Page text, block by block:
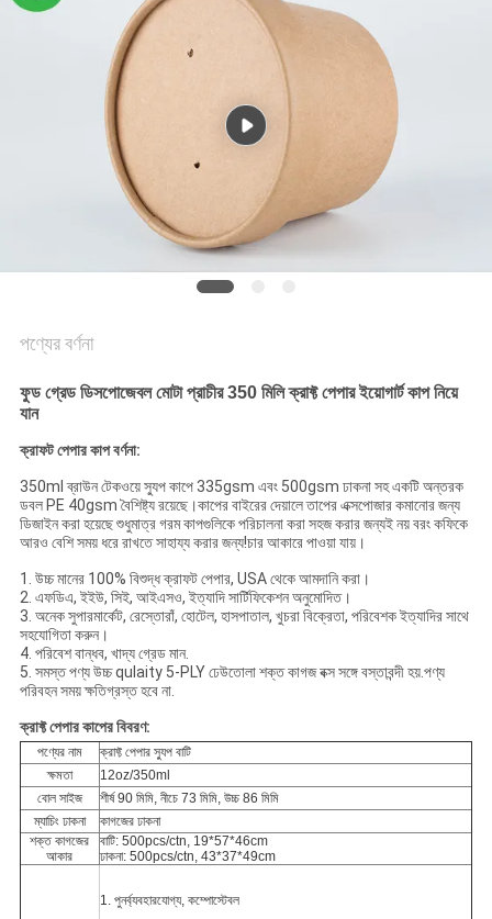
সাইট
গোপনীয়তা
পণ্যের বর্ণনা
ফুড গ্রেড ডিসপোজেবল মোটা প্রাচীর 350 মিলি ক্রাফ্ট পেপার ইয়োগার্ট কাপ নিয়ে
যান
ক্রাফট পেপার কাপ বর্ণনা:
350ml ব্রাউন টেকওয়ে স্যুপ কাপে 335gsm এবং 500gsm ঢাকনা সহ একটি অন্তরক
ডবল PE 40gsm বৈশিষ্ট্য রয়েছে।কাপের বাইরের দেয়ালে তাপের এক্সপোজার কমানোর জন্য
ডিজাইন করা হয়েছে শুধুমাত্র গরম কাপগুলিকে পরিচালনা করা সহজ করার জন্যই নয় বরং কফিকে
আরও বেশি সময় ধরে রাখতে সাহায্য করার জন্য!চার আকারে পাওয়া যায়।
1. উচ্চ মানের 100% বিশুদ্ধ ক্রাফট পেপার, USA থেকে আমদানি করা।
2. এফডিএ, ইইউ, সিই, আইএসও, ইত্যাদি সার্টিফিকেশন অনুমোদিত।
3. অনেক সুপারমার্কেট, রেস্তোরাঁ, হোটেল, হাসপাতাল, খুচরা বিক্রেতা, পরিবেশক ইত্যাদির সাথে
সহযোগিতা করুন।
4. পরিবেশ বান্ধব, খাদ্য গ্রেড মান.
5. সমস্ত পণ্য উচ্চ qulaity 5-PLY ঢেউতোলা শক্ত কাগজ বক্স সঙ্গে বস্তাবন্দী হয়.পণ্য
পরিবহন সময় ক্ষতিগ্রস্ত হবে না.
ক্রাফ্ট পেপার কাপের বিবরণ:
পণ্যের নাম
ক্রাফ্ট পেপার স্যুপ বাটি
ক্ষমতা
12oz/350ml
বোল সাইজ
শীর্ষ 90 মিমি, নীচে 73 মিমি, উচ্চ 86 মিমি
ম্যাচিং ঢাকনা
কাগজের ঢাকনা
শক্ত কাগজের
আকার
বাটি: 500pcs/ctn, 19*57*46cm
ঢাকনা: 500pcs/ctn, 43*37*49cm
1. পুনর্ব্যবহারযোগ্য, কম্পোস্টেবল